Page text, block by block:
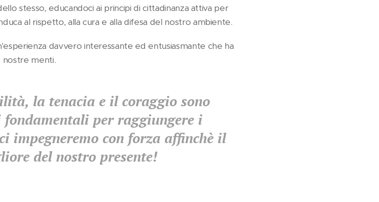
stesso, educandoci ai principi di cittadinanza attiva per
al rispetto, alla cura e alla difesa del nostro ambiente.
davvero interessante ed entusiasmante che ha
nostre menti.
la tenacia e il coraggio sono
fondamentali per raggiungere i
impegneremo con forza affinchè il
del nostro presente!